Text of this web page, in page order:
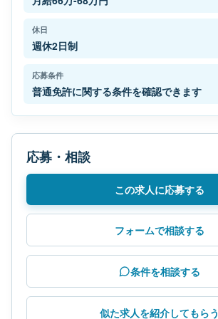
休日
週休2日制
応募条件
普通免許に関する条件を確認できます
応募・相談
この求人に応募する
フォームで相談する
条件を相談する
似た求人を紹介してもらう